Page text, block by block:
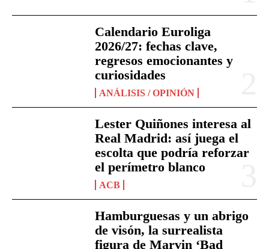
Calendario Euroliga
2026/27: fechas clave,
regresos emocionantes y
curiosidades
ANÁLISIS / OPINIÓN
Lester Quiñones interesa al
Real Madrid: así juega el
escolta que podría reforzar
el perímetro blanco
ACB
Hamburguesas y un abrigo
de visón, la surrealista
figura de Marvin ‘Bad